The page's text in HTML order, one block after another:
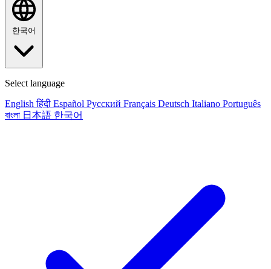
한국어
Select language
English हिंदी Español Русский Français Deutsch Italiano Português
বাংলা 日本語 한국어